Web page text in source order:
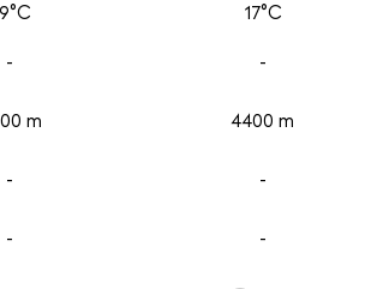
-
m
-
-
17°C
-
4400 m
-
-